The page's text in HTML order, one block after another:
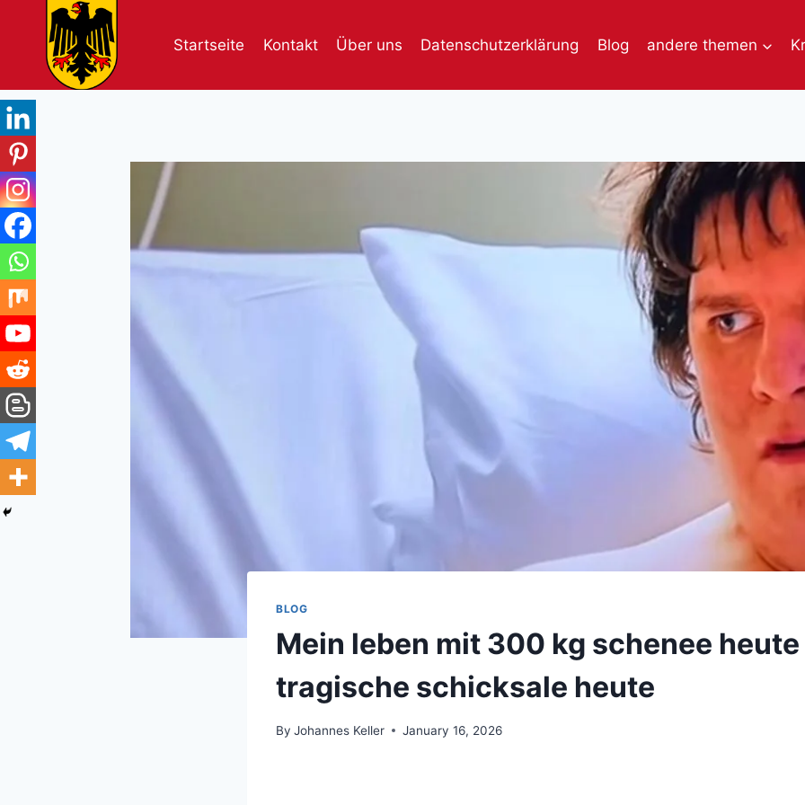
content
Startseite Kontakt Über uns Datenschutzerklärung Blog andere themen
BLOG
Mein leben mit 300 kg schenee heute
tragische schicksale heute
By Johannes Keller January 16, 2026